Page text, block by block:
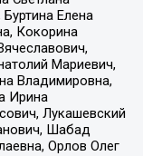
Елена
Кокорина
Мариевич,
Владимировна,
Ирина
Лукашевский
Шабад
Орлов Олег